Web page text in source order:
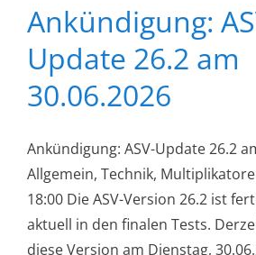
Ankündigung:
Update 26.2 am
30.06.2026
Ankündigung: ASV-Update 26.2
Allgemein, Technik,
18:00 Die ASV-Version 26.2 ist
aktuell in den finalen Tests.
diese Version am Dienstag,